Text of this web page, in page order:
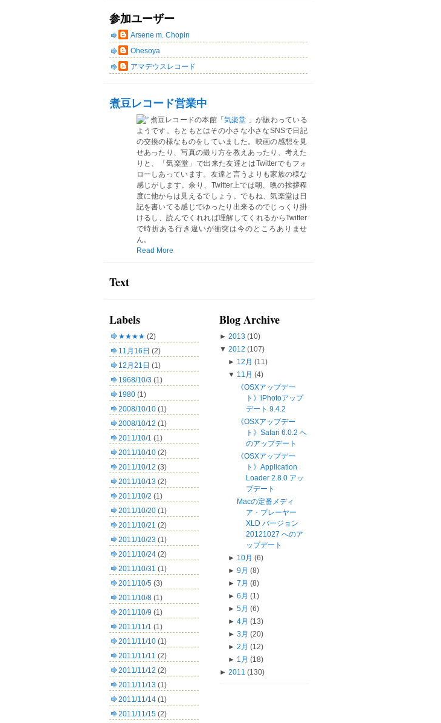
参加ユーザー
Arsene m. Chopin
Ohesoya
アマデウスレコード
煮豆レコード営業中
煮豆レコードの本館「 気楽堂 」が賑わっている
ようです。もともとはその小さな小さなSNSで日記
の交換の様なものをしていました。映画の感想を見
せあったり、写真の撮り方を教えあったり、考えた
りと、「気楽堂」で出来た友達とはTwitterでもフォ
ローしあっています。友達と言うよりも家族の様な
感じがします。余り、Twitter上では朝、晩の挨拶程
度に他からは見えるでしょう。でもね、気楽堂は日
記を書いてる感じでゆったり出来るのでじっくり掛
けるし、読んでくれれば理解してくれるからTwitter
で時折ある行き違いが衝突は今のところありませ
ん。
Read More
Text
Labels
★★★★ (2)
11月16日 (2)
12月21日 (1)
1968/10/3 (1)
1980 (1)
2008/10/10 (1)
2008/10/12 (1)
2011/10/1 (1)
2011/10/10 (2)
2011/10/12 (3)
2011/10/13 (2)
2011/10/2 (1)
2011/10/20 (1)
2011/10/21 (2)
2011/10/23 (1)
2011/10/24 (2)
2011/10/31 (1)
2011/10/5 (3)
2011/10/8 (1)
2011/10/9 (1)
2011/11/1 (1)
2011/11/10 (1)
2011/11/11 (2)
2011/11/12 (2)
2011/11/13 (1)
2011/11/14 (1)
2011/11/15 (2)
Blog Archive
► 2013 (10)
▼ 2012 (107)
► 12月 (11)
▼ 11月 (4)
《OSXアップデー
ト》iPhotoアップ
デート 9.4.2
《OSXアップデー
ト》Safari 6.0.2 へ
のアップデート
《OSXアップデー
ト》Application
Loader 2.8.0 アッ
プデート
Macの定番メディ
ア・プレーヤー
XLD バージョン
20121027 へのア
ップデート
► 10月 (6)
► 9月 (8)
► 7月 (8)
► 6月 (1)
► 5月 (6)
► 4月 (13)
► 3月 (20)
► 2月 (12)
► 1月 (18)
► 2011 (130)